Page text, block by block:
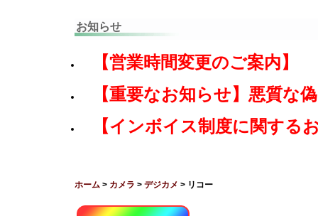
お知らせ
【営業時間変更のご案内】
【重要なお知らせ】悪質な
【インボイス制度に関する
ホーム > カメラ > デジカメ > リコー